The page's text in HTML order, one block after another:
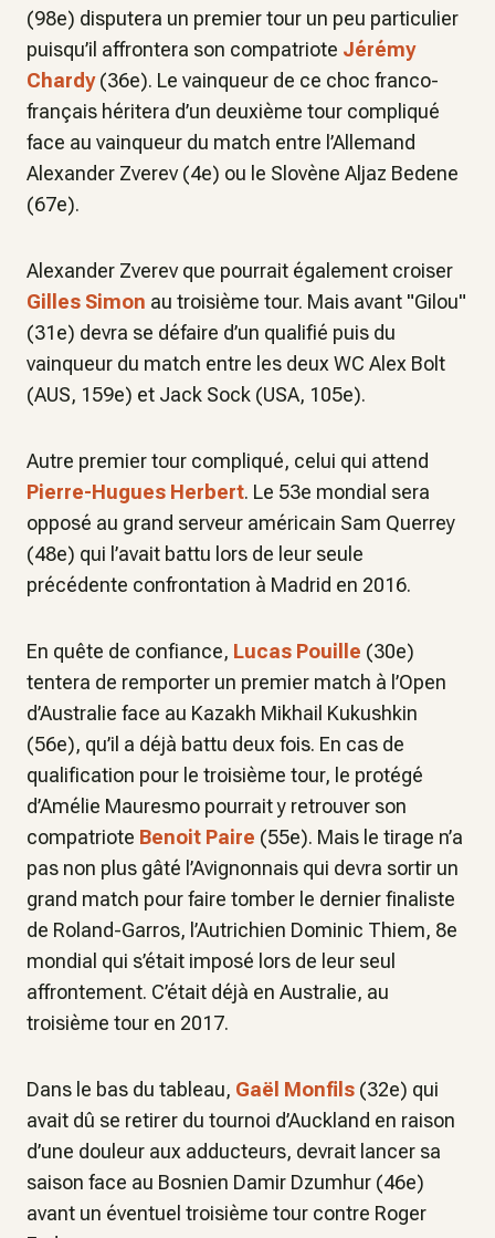
(98e) disputera un premier tour un peu particulier
puisqu’il affrontera son compatriote Jérémy
Chardy(36e). Le vainqueur de ce choc franco-
français héritera d’un deuxième tour compliqué
face au vainqueur du match entre l’Allemand
Alexander Zverev (4e) ou le Slovène Aljaz Bedene
(67e).
Alexander Zverev que pourrait également croiser
Gilles Simon au troisième tour. Mais avant "Gilou"
(31e) devra se défaire d’un qualifié puis du
vainqueur du match entre les deux WC Alex Bolt
(AUS, 159e) et Jack Sock (USA, 105e).
Autre premier tour compliqué, celui qui attend
Pierre-Hugues Herbert. Le 53e mondial sera
opposé au grand serveur américain Sam Querrey
(48e) qui l’avait battu lors de leur seule
précédente confrontation à Madrid en 2016.
En quête de confiance, Lucas Pouille (30e)
tentera de remporter un premier match à l’Open
d’Australie face au Kazakh Mikhail Kukushkin
(56e), qu’il a déjà battu deux fois. En cas de
qualification pour le troisième tour, le protégé
d’Amélie Mauresmo pourrait y retrouver son
compatriote Benoit Paire (55e). Mais le tirage n’a
pas non plus gâté l’Avignonnais qui devra sortir un
grand match pour faire tomber le dernier finaliste
de Roland-Garros, l’Autrichien Dominic Thiem, 8e
mondial qui s’était imposé lors de leur seul
affrontement. C’était déjà en Australie, au
troisième tour en 2017.
Dans le bas du tableau, Gaël Monfils (32e) qui
avait dû se retirer du tournoi d’Auckland en raison
d’une douleur aux adducteurs, devrait lancer sa
saison face au Bosnien Damir Dzumhur (46e)
avant un éventuel troisième tour contre Roger